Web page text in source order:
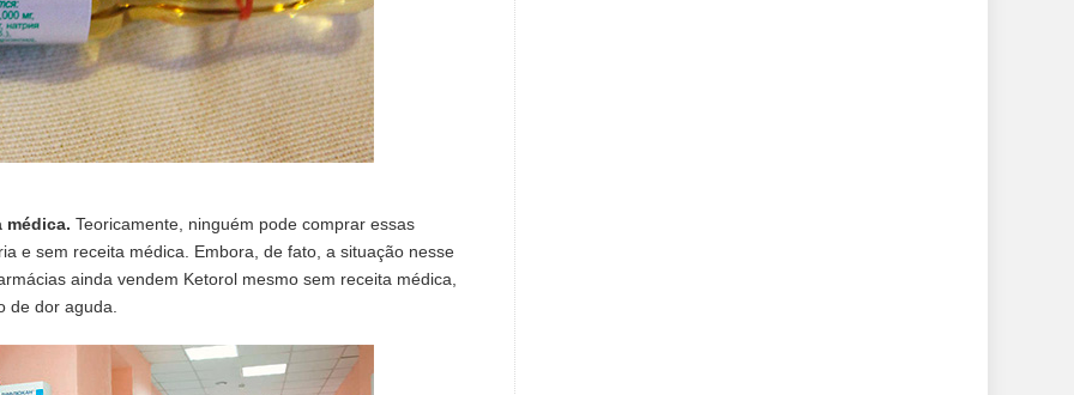
médica. Teoricamente, ninguém pode comprar essas
e sem receita médica. Embora, de fato, a situação nesse
ainda vendem Ketorol mesmo sem receita médica,
de dor aguda.